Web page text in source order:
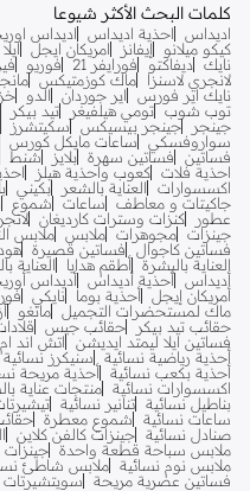
كلمات البحث الأكثر شيوعا
اديداس احذية اديداس اديداس
كيكو ميلانو
إيفانز امريكان ايجل ايلا
نايك ديفاكتو فورايفر 21 فوريو
لانجري لاسنزا
ماك كوزمتيكس
نايك اير فورس
اير جوردان الدو
توب شوب تومي هيلفيغر تيد بيكر
جينجر
جينجر بيسيكس سكيتشرز
سواروفسكي
ساعات مايكل كورس
فساتين
فساتين سهرة بلايز شنط
احذية فلات كعوب واحذية هيلز
اكسسوارات
العناية بالشعر بكيني
جاكيتات و معاطف
ساعات شموع
عطور
كنزات وسترات كارديغان
جينزات مجوهرات ملابس ملابس
فساتين كاجوال
فساتين قصيرة
العناية بالبشرة أطقم هدايا العناية
أديداس أحذية أديداس أديداس
أمريكان إيجل أحذية بوما نايكي فور
ماك لمستحضرات التجميل مانغو
حقائب تيد بيكر
حقائب جيس
فساتين ايلا ليمتد ايديشن
اتش اند ام
أحذية رياضية نسائية
سنيكرز نسائية
أحذية بكعب نسائية أحذية مريحة
اكسسوارات نسائية منتجات عناية
بناطيل نسائية تنانير نسائية
ساعات نسائية
شموع معطرة
صنادل نسائية جينزات كالفن كلاين
ملابس سباحة قطعة واحدة جينزات
ملابس نوم نسائية ملابس شاطئ
فساتين عصرية مريحة
سويتشيرتات